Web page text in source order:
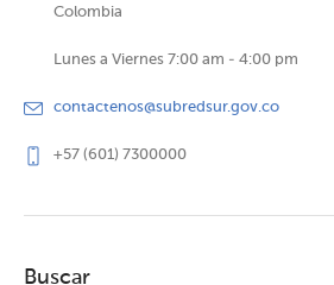
Colombia
Lunes a Viernes 7:00 am - 4:00 pm
contactenos@subredsur.gov.co
+57 (601) 7300000
Buscar